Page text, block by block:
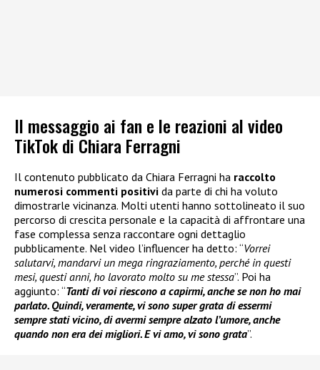
Il messaggio ai fan e le reazioni al video
TikTok di Chiara Ferragni
Il contenuto pubblicato da Chiara Ferragni ha raccolto
numerosi commenti positivi da parte di chi ha voluto
dimostrarle vicinanza. Molti utenti hanno sottolineato il suo
percorso di crescita personale e la capacità di affrontare una
fase complessa senza raccontare ogni dettaglio
pubblicamente. Nel video l’influencer ha detto: “Vorrei
salutarvi, mandarvi un mega ringraziamento, perché in questi
mesi, questi anni, ho lavorato molto su me stessa”. Poi ha
aggiunto: “Tanti di voi riescono a capirmi, anche se non ho mai
parlato. Quindi, veramente, vi sono super grata di essermi
sempre stati vicino, di avermi sempre alzato l’umore, anche
quando non era dei migliori. E vi amo, vi sono grata”.